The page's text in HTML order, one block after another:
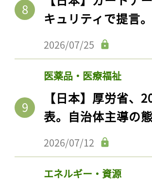
キュリティで提言
2026/07/25
医薬品・医療福祉
【日本】厚労省、
表。自治体主導の
2026/07/12
エネルギー・資源